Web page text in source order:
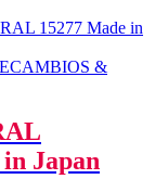
&
Japan